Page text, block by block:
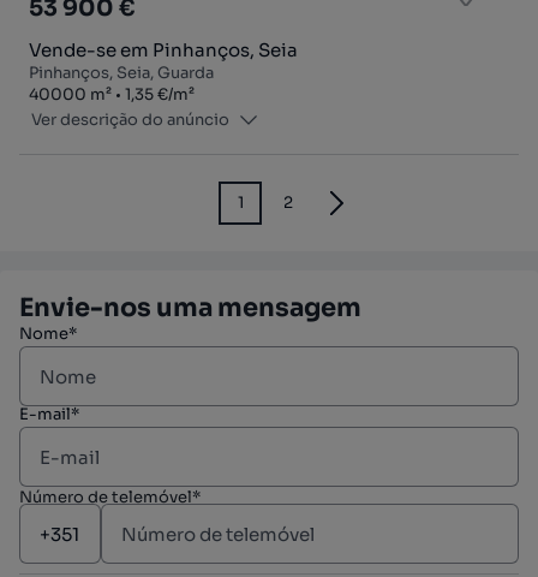
53 900 €
Vende-se em Pinhanços, Seia
Pinhanços, Seia, Guarda
Zona
40000 m²
Preço por metro quadrado
1,35 €/m²
Ver descrição do anúncio
1 2
Envie-nos uma mensagem
Nome*
E-mail*
Número de telemóvel*